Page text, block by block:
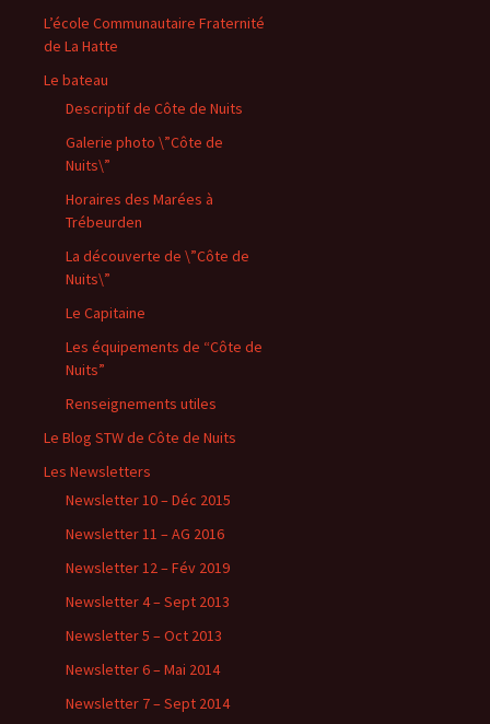
L’école Communautaire Fraternité
de La Hatte
Le bateau
Descriptif de Côte de Nuits
Galerie photo \”Côte de
Nuits\”
Horaires des Marées à
Trébeurden
La découverte de \”Côte de
Nuits\”
Le Capitaine
Les équipements de “Côte de
Nuits”
Renseignements utiles
Le Blog STW de Côte de Nuits
Les Newsletters
Newsletter 10 – Déc 2015
Newsletter 11 – AG 2016
Newsletter 12 – Fév 2019
Newsletter 4 – Sept 2013
Newsletter 5 – Oct 2013
Newsletter 6 – Mai 2014
Newsletter 7 – Sept 2014